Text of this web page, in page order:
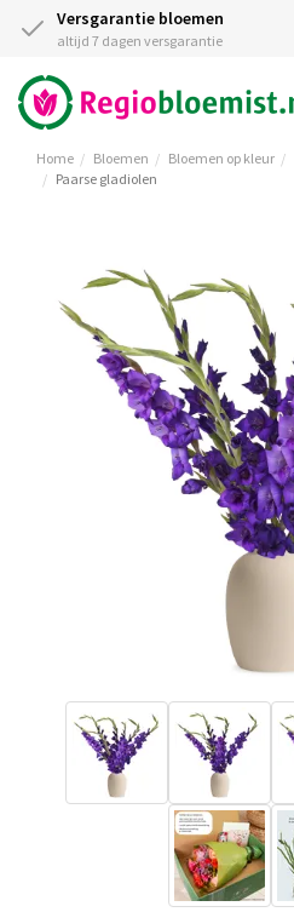
Versgarantie bloemen
altijd 7 dagen versgarantie
Home Bloemen Bloemen op kleur
Paarse gladiolen